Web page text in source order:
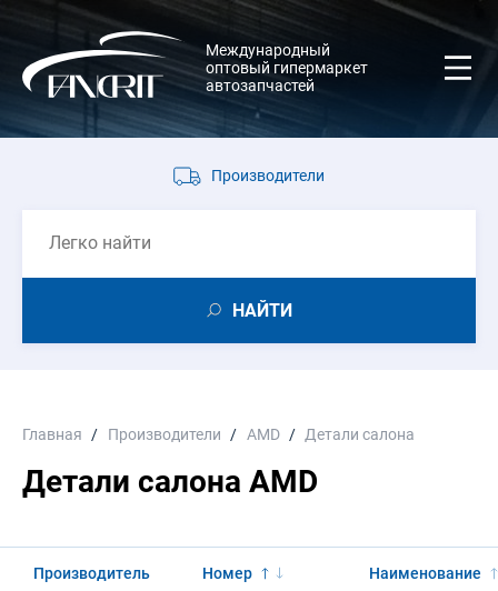
Международный
оптовый гипермаркет
автозапчастей
Производители
НАЙТИ
Главная Производители AMD Детали салона
Детали салона AMD
Производитель Номер Наименование